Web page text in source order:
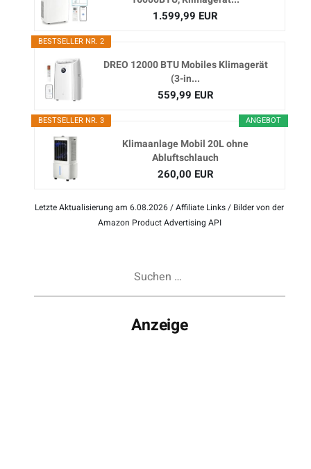
1.599,99 EUR
BESTSELLER NR. 2
DREO 12000 BTU Mobiles Klimagerät
(3-in...
559,99 EUR
ANGEBOT
BESTSELLER NR. 3
Klimaanlage Mobil 20L ohne
Abluftschlauch
260,00 EUR
Letzte Aktualisierung am 6.08.2026 / Affiliate Links / Bilder von der
Amazon Product Advertising API
Anzeige